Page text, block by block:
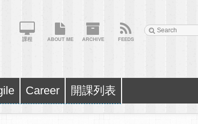
課程 ABOUT ME ARCHIVE FEEDS
Career 開課列表